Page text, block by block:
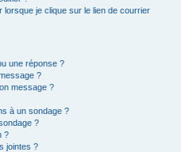
lorsque je clique sur le lien de courrier
une réponse ?
?
message ?
à un sondage ?
?
?
jointes ?